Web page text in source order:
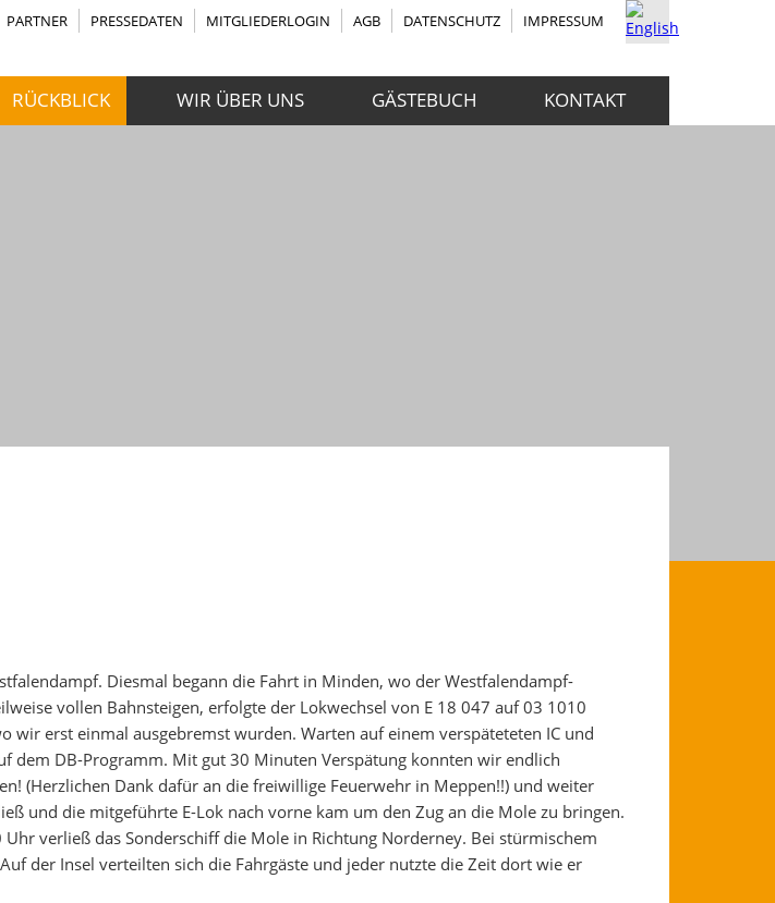
PARTNER PRESSEDATEN MITGLIEDERLOGIN AGB DATENSCHUTZ IMPRESSUM
RÜCKBLICK WIR ÜBER UNS GÄSTEBUCH KONTAKT
Diesmal begann die Fahrt in Minden, wo der Westfalendampf-
vollen Bahnsteigen, erfolgte der Lokwechsel von E 18 047 auf 03 1010
erst einmal ausgebremst wurden. Warten auf einem verspäteteten IC und
dem DB-Programm. Mit gut 30 Minuten Verspätung konnten wir endlich
(Herzlichen Dank dafür an die freiwillige Feuerwehr in Meppen!!) und weiter
und die mitgeführte E-Lok nach vorne kam um den Zug an die Mole zu bringen.
verließ das Sonderschiff die Mole in Richtung Norderney. Bei stürmischem
der Insel verteilten sich die Fahrgäste und jeder nutzte die Zeit dort wie er